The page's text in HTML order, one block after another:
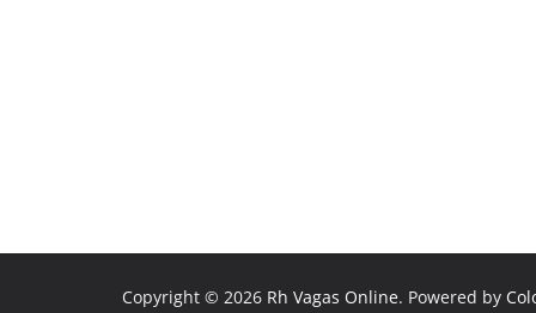
Copyright © 2026 Rh Vagas Online. Powered by